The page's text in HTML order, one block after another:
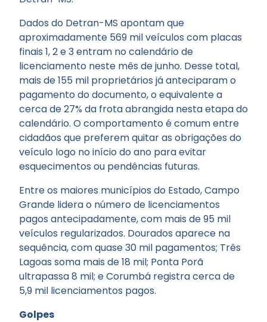
Dados do Detran-MS apontam que
aproximadamente 569 mil veículos com placas
finais 1, 2 e 3 entram no calendário de
licenciamento neste mês de junho. Desse total,
mais de 155 mil proprietários já anteciparam o
pagamento do documento, o equivalente a
cerca de 27% da frota abrangida nesta etapa do
calendário. O comportamento é comum entre
cidadãos que preferem quitar as obrigações do
veículo logo no início do ano para evitar
esquecimentos ou pendências futuras.
Entre os maiores municípios do Estado, Campo
Grande lidera o número de licenciamentos
pagos antecipadamente, com mais de 95 mil
veículos regularizados. Dourados aparece na
sequência, com quase 30 mil pagamentos; Três
Lagoas soma mais de 18 mil; Ponta Porã
ultrapassa 8 mil; e Corumbá registra cerca de
5,9 mil licenciamentos pagos.
Golpes